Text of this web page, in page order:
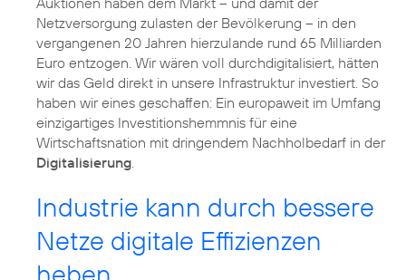
Netzversorgung zulasten der Bevölkerung – in den
vergangenen 20 Jahren hierzulande rund 65 Milliarden
Euro entzogen. Wir wären voll durchdigitalisiert, hätten
wir das Geld direkt in unsere Infrastruktur investiert. So
haben wir eines geschaffen: Ein europaweit im Umfang
einzigartiges Investitionshemmnis für eine
Wirtschaftsnation mit dringendem Nachholbedarf in der
Digitalisierung.
Industrie kann durch bessere
Netze digitale Effizienzen